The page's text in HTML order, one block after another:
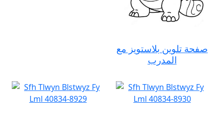
صفحة تلوين بلاستويز مع
المدرب